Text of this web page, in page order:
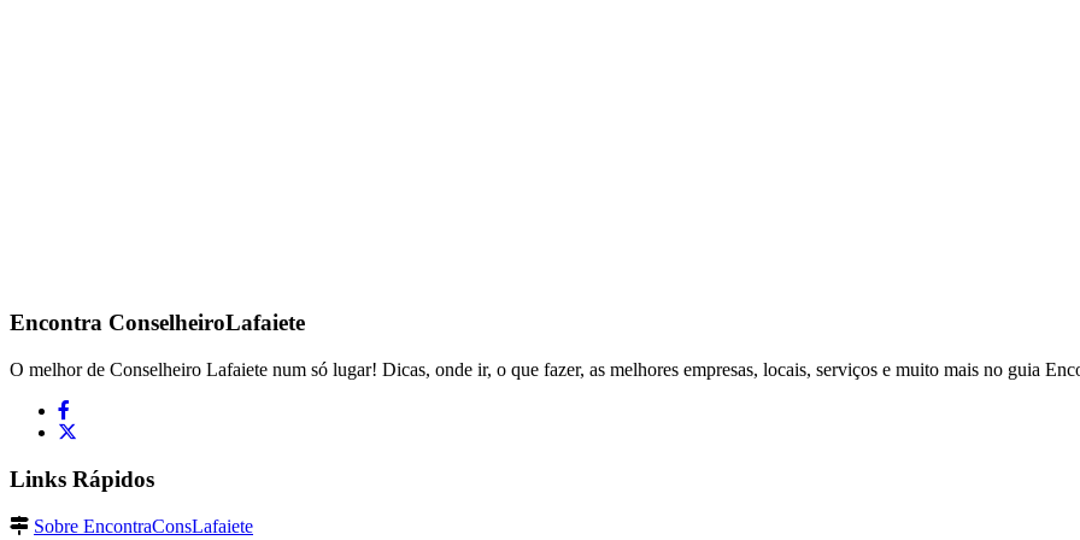
Encontra ConselheiroLafaiete
O melhor de Conselheiro Lafaiete num só lugar! Dicas, onde ir, o que fazer, as melhores empresas, locais, serviços e muito mais no guia
Links Rápidos
Sobre EncontraConsLafaiete